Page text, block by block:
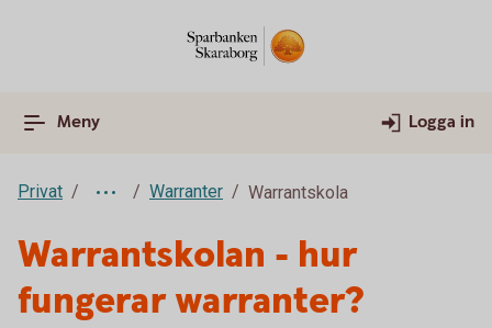
Meny Logga in
Privat Warranter Warrantskola
Warrantskolan - hur
fungerar warranter?